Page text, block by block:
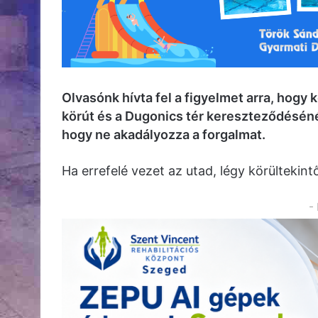
Olvasónk hívta fel a figyelmet arra, hogy
körút és a Dugonics tér
hogy ne akadályozza a forgalmat.
Ha errefelé vezet az utad, légy
-